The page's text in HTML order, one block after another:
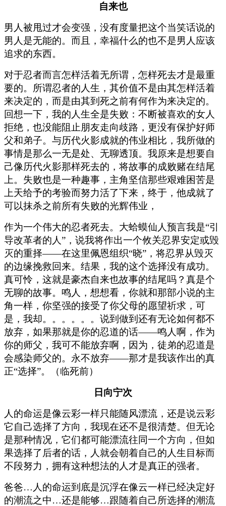
自来也
男人被甩过才会变强，没有度量把这个当笑话说的
男人是无能的。而且，幸福什么的也不是男人应该
追求的东西。
对于忍者而言怎样活着无所谓，怎样死去才是最重
要的。所谓忍者的人生，其价值不是由其怎样活着
来决定的，而是由其到死之前有何作为来决定的。
回想一下，我的人生全是失败：不断被喜欢的女人
拒绝，也没能阻止朋友走向歧路，更没有保护好师
父和弟子。与历代火影成就的伟业相比，我所做的
事情是那么一无是处、无聊透顶。我原来是想要自
己像历代火影那样死去的，将故事的成败赌在结尾
上。失败也是一种趣事，主角坚信那些艰难困苦是
上天给予的考验而努力活了下来，终于，他成就了
可以抹杀之前所有失败的光辉伟业，
作为一个伟大的忍者死去。大蛤蟆仙人预言我是“引
导改革者的人”，说我将作出一个攸关忍界安定或毁
灭的重择——在这里佩恩组织“晓”，将忍界从毁灭
的边缘挽救回来。结果，我的这个选择没有成功。
真可怜，这就是豪杰自来也故事的结尾吗？真是个
无聊的故事。鸣人，想想看，你就和那部小说的主
角一样，你坚强的接受了你父母的愿望祈求，可
是，我却。。。。。。说到做到还有无论如何都不
放弃，如果那就是你的忍道的话——鸣人啊，作为
你的师父，我可不能放弃啊，因为，徒弟的忍道是
会感染师父的。永不放弃——那才是我该作出的真
正“选择”。（临死前）
日向宁次
人的命运是像云彩一样只能随风漂流，还是说云彩
它自己选择了方向，我现在还不是很清楚。但无论
是那种情况，它们都可能漂流往同一个方向，但如
果选择了后者的话，人就会朝着自己的人生目标而
不段努力，拥有这种想法的人才是真正的强者。
爸爸…人的命运到底是沉浮在像云一样已经决定好
的潮流之中…还是能够…跟随着自己所选择的潮流